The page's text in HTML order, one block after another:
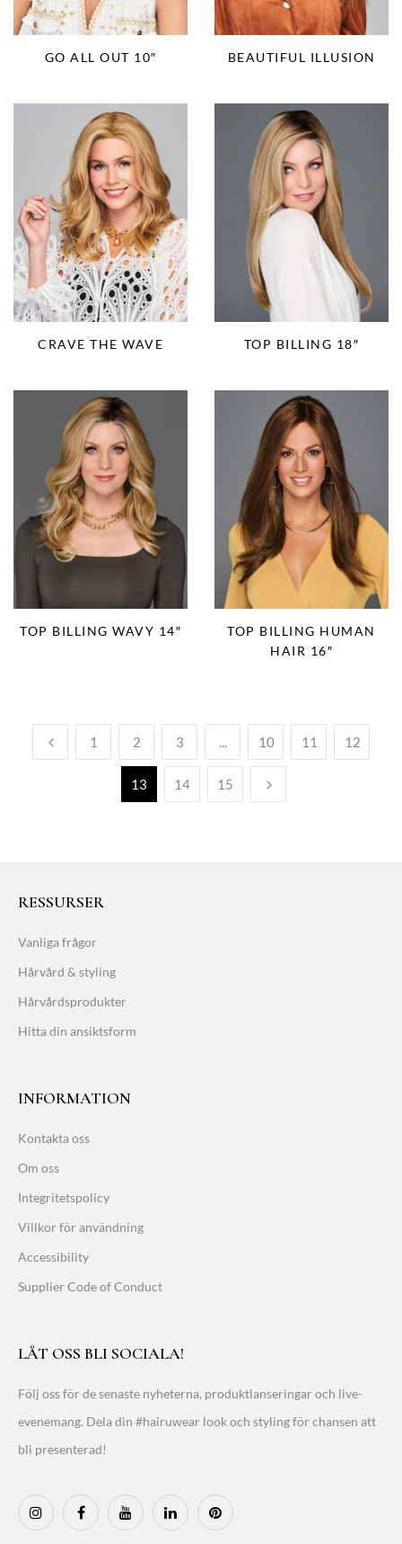
GO ALL OUT 10″ BEAUTIFUL ILLUSION
CRAVE THE WAVE TOP BILLING 18″
TOP BILLING WAVY 14″
TOP BILLING HUMAN
HAIR 16″
1 2 3 ... 10 11 12
13 14 15
RESSURSER
Vanliga frågor
Hårvård & styling
Hårvårdsprodukter
Hitta din ansiktsform
INFORMATION
Kontakta oss
Om oss
Integritetspolicy
Villkor för användning
Accessibility
Supplier Code of Conduct
LÅT OSS BLI SOCIALA!
Följ oss för de senaste nyheterna, produktlanseringar och live-
evenemang. Dela din #hairuwear look och styling för chansen att
bli presenterad!